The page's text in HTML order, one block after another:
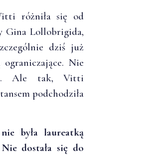
różniła się od
Gina Lollobrigida,
dziś już
ograniczające. Nie
Ale tak, Vitti
podchodziła
była laureatką
dostała się do